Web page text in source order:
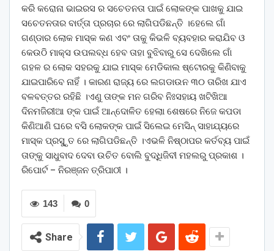
କରି କରୋନା ଭାଇରସ ର ସଚେତନତା ପାଇଁ ଲୋକଙ୍କ ପାଖକୁ ଯାଇ
ସଚେତନତାର ବାର୍ତ୍ତା ପ୍ରଚାର ରେ ଲାଗିପଡିଛନ୍ତି ।ହେଲେ ଗାଁ
ଗଣ୍ଡାର ଲୋକ ମାସ୍କ କଣ ଏବଂ ତାକୁ କିଭଳି ବ୍ୟବହାର କରାଯିବ ଓ
କେଉଠି ମାକ୍ସ ଉପଲବ୍ଧ ହେବ ତାହା ବୁଝିବାରୁ ସେ ଦେଖିଲେ ଗାଁ
ଗହଳ ର ଲୋକ ସହରକୁ ଯାଇ ମାସ୍କ ମେଡିକାଲ ଷ୍ଟୋରକୁ କିଣିବାକୁ
ଯାଇପାରିବେ ନାହିଁ । କାରଣ ରାଜ୍ୟ ରେ ଲଗଡାଉନ ୩୦ ତାରିଖ ଯାଏ
ବଳବତ୍ତର ରହିଛି ।ଏଣୁ ତାଙ୍କ ମନ ଗରିବ ନିଃସହାୟ ଖଟିଖିଆ
ଦିନମଜିରୀଆ ଙ୍କ ପାଇଁ ଆନ୍ଦୋଳିତ ହେଲାା ଶେଷରେ ନିଜେ କପଡା
କିଣିଆଣି ଘରେ ବସି ଲୋକଙ୍କ ପାଇଁ ସିଲେଇ ମେସିନ୍ ସାହାଯ୍ୟରେ
ମାସ୍କ ପ୍ରସୁ୍ୃତ ରେ ଲାଗିପଡିଛନ୍ତି ।ଏଭଳି ନିଷ୍ଠାପର କର୍ତବ୍ୟ ପାଇଁ
ତାଙ୍କୁ ସାଧୁବାଦ ଦେବା ଉଚିତ ବୋଲି ବୁଦ୍ଧିଜିବୀ ମହଲରୁ ପ୍ରକାଶ ।
ରିପୋର୍ଟ – ନିରଞ୍ଜନ ତ୍ରିପାଠୀ ।
0
143
Share